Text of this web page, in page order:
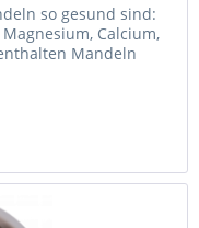
so gesund sind:
Calcium,
Mandeln